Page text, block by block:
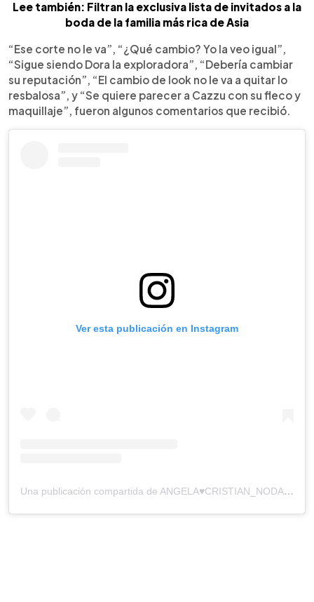
Lee también: Filtran la exclusiva lista de invitados a la
boda de la familia más rica de Asia
“Ese corte no le va”, “¿Qué cambio? Yo la veo igual”,
“Sigue siendo Dora la exploradora”, “Debería cambiar
su reputación”, “El cambio de look no le va a quitar lo
resbalosa”, y “Se quiere parecer a Cazzu con su fleco y
maquillaje”, fueron algunos comentarios que recibió.
Ver esta publicación en Instagram
Una publicación compartida de ANGELA♥️CRISTIAN_NODAL♥️? FANS USA ?? #Nodangela (@angela_cristian_nodal)